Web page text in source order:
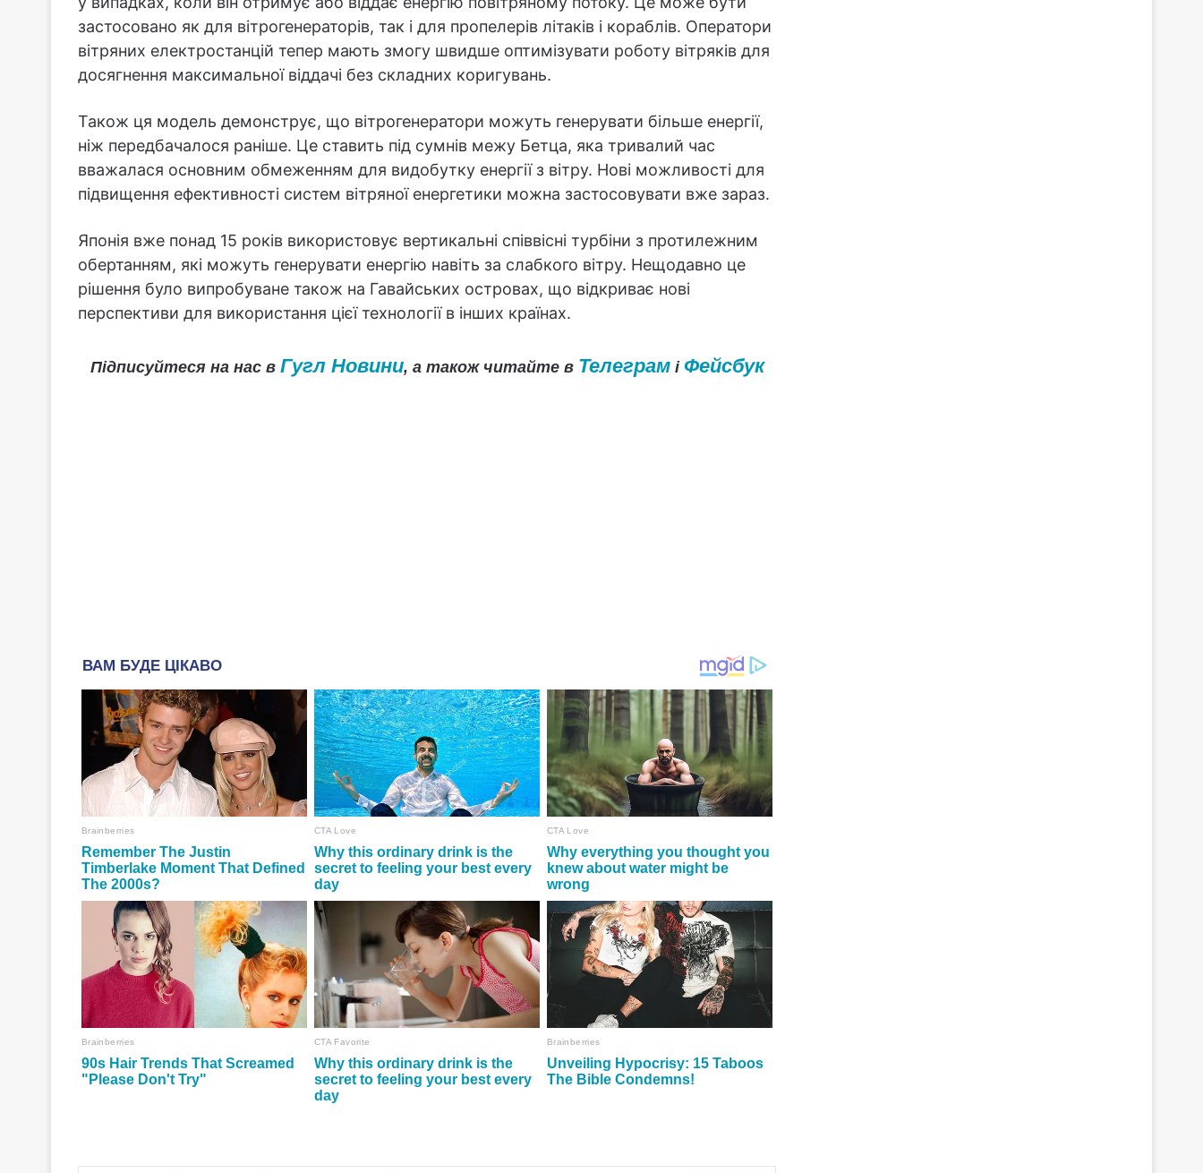
застосовано як для вітрогенераторів, так і для пропелерів літаків і кораблів. Оператори
вітряних електростанцій тепер мають змогу швидше оптимізувати роботу вітряків для
досягнення максимальної віддачі без складних коригувань.
Також ця модель демонструє, що вітрогенератори можуть генерувати більше енергії,
ніж передбачалося раніше. Це ставить під сумнів межу Бетца, яка тривалий час
вважалася основним обмеженням для видобутку енергії з вітру. Нові можливості для
підвищення ефективності систем вітряної енергетики можна застосовувати вже зараз.
Японія вже понад 15 років використовує вертикальні співвісні турбіни з протилежним
обертанням, які можуть генерувати енергію навіть за слабкого вітру. Нещодавно це
рішення було випробуване також на Гавайських островах, що відкриває нові
перспективи для використання цієї технології в інших країнах.
Підписуйтеся на нас в Гугл Новини, а також читайте в Телеграмі Фейсбук